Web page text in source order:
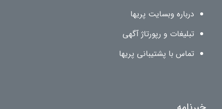
درباره وبسایت پریها
تبلیغات و رپورتاژ آگهی
تماس با پشتیبانی پریها